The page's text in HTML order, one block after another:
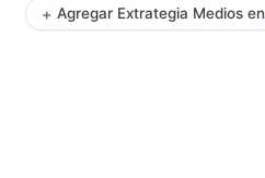
+ Agregar Extrategia Medios en